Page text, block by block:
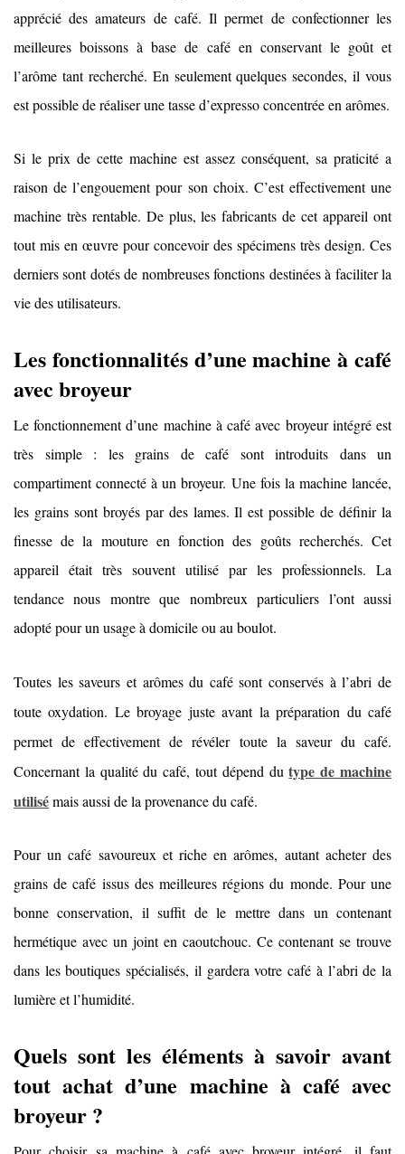
apprécié des amateurs de café. Il permet de confectionner les
meilleures boissons à base de café en conservant le goût et
l’arôme tant recherché. En seulement quelques secondes, il vous
est possible de réaliser une tasse d’expresso concentrée en arômes.
Si le prix de cette machine est assez conséquent, sa praticité a
raison de l’engouement pour son choix. C’est effectivement une
machine très rentable. De plus, les fabricants de cet appareil ont
tout mis en œuvre pour concevoir des spécimens très design. Ces
derniers sont dotés de nombreuses fonctions destinées à faciliter la
vie des utilisateurs.
Les fonctionnalités d’une machine à café
avec broyeur
Le fonctionnement d’une machine à café avec broyeur intégré est
très simple : les grains de café sont introduits dans un
compartiment connecté à un broyeur. Une fois la machine lancée,
les grains sont broyés par des lames. Il est possible de définir la
finesse de la mouture en fonction des goûts recherchés. Cet
appareil était très souvent utilisé par les professionnels. La
tendance nous montre que nombreux particuliers l’ont aussi
adopté pour un usage à domicile ou au boulot.
Toutes les saveurs et arômes du café sont conservés à l’abri de
toute oxydation. Le broyage juste avant la préparation du café
permet de effectivement de révéler toute la saveur du café.
Concernant la qualité du café, tout dépend dutype de machine
utilisémais aussi de la provenance du café.
Pour un café savoureux et riche en arômes, autant acheter des
grains de café issus des meilleures régions du monde. Pour une
bonne conservation, il suffit de le mettre dans un contenant
hermétique avec un joint en caoutchouc. Ce contenant se trouve
dans les boutiques spécialisés, il gardera votre café à l’abri de la
lumière et l’humidité.
Quels sont les éléments à savoir avant
tout achat d’une machine à café avec
broyeur ?